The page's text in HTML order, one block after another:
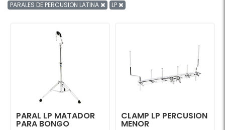
PARALES DE PERCUSION LATINA LP
PARAL LP MATADOR
PARA BONGO
CLAMP LP PERCUSION
MENOR